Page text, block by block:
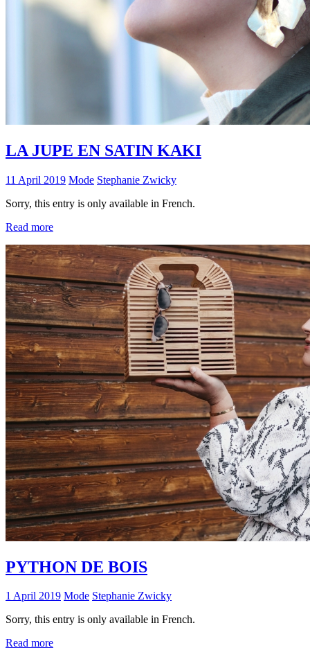
LA JUPE EN SATIN KAKI
11 April 2019 Mode Stephanie Zwicky
Sorry, this entry is only available in French.
Read more
PYTHON DE BOIS
1 April 2019 Mode Stephanie Zwicky
Sorry, this entry is only available in French.
Read more